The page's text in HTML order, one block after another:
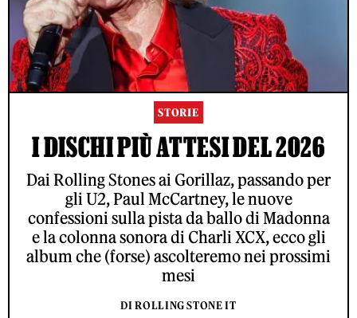
STORIE
I DISCHI PIÙ ATTESI DEL 2026
Dai Rolling Stones ai Gorillaz, passando per
gli U2, Paul McCartney, le nuove
confessioni sulla pista da ballo di Madonna
e la colonna sonora di Charli XCX, ecco gli
album che (forse) ascolteremo nei prossimi
mesi
DI ROLLING STONE IT